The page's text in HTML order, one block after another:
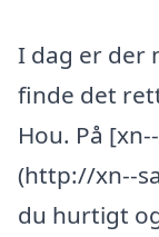
I dag er der
finde det
Hou. På
(http://xn--
du hurtigt